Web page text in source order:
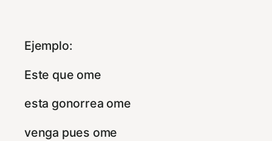
Ejemplo:
Este que ome
esta gonorrea ome
venga pues ome